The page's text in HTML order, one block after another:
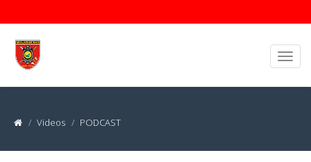
Videos PODCAST